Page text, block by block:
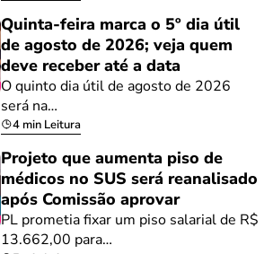
Quinta-feira marca o 5º dia útil
de agosto de 2026; veja quem
deve receber até a data
O quinto dia útil de agosto de 2026
será na…
4 min Leitura
Projeto que aumenta piso de
médicos no SUS será reanalisado
após Comissão aprovar
PL prometia fixar um piso salarial de R$
13.662,00 para…